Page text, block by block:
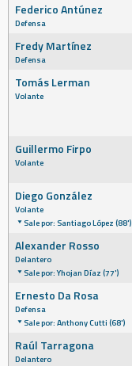
Federico Antúnez
Defensa
Fredy Martínez
Defensa
Tomás Lerman
Volante
Guillermo Firpo
Volante
Diego González
Volante
Sale por: Santiago López (88')
Alexander Rosso
Delantero
Sale por: Yhojan Díaz (77')
Ernesto Da Rosa
Defensa
Sale por: Anthony Cutti (68')
Raúl Tarragona
Delantero